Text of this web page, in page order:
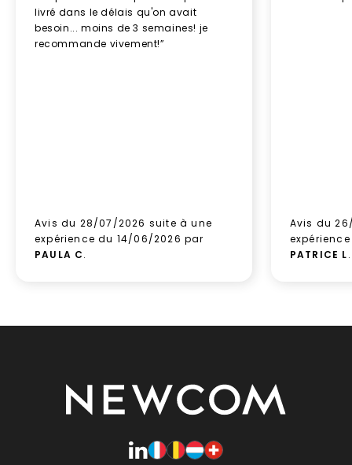
livré dans le délais qu'on avait
besoin... moins de 3 semaines! je
recommande vivement!”
Avis du 28/07/2026 suite à une
expérience du 14/06/2026 par
PAULA C.
Avis du
PATRICE L.